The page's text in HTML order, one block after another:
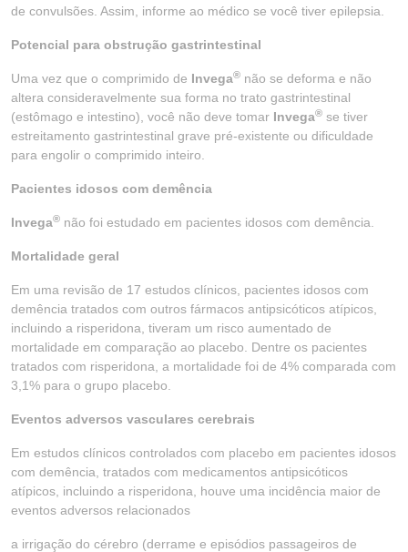
de convulsões. Assim, informe ao médico se você tiver epilepsia.
Potencial para obstrução gastrintestinal
Uma vez que o comprimido de Invega® não se deforma e não
altera consideravelmente sua forma no trato gastrintestinal
(estômago e intestino), você não deve tomar Invega® se tiver
estreitamento gastrintestinal grave pré-existente ou dificuldade
para engolir o comprimido inteiro.
Pacientes idosos com demência
Invega® não foi estudado em pacientes idosos com demência.
Mortalidade geral
Em uma revisão de 17 estudos clínicos, pacientes idosos com
demência tratados com outros fármacos antipsicóticos atípicos,
incluindo a risperidona, tiveram um risco aumentado de
mortalidade em comparação ao placebo. Dentre os pacientes
tratados com risperidona, a mortalidade foi de 4% comparada com
3,1% para o grupo placebo.
Eventos adversos vasculares cerebrais
Em estudos clínicos controlados com placebo em pacientes idosos
com demência, tratados com medicamentos antipsicóticos
atípicos, incluindo a risperidona, houve uma incidência maior de
eventos adversos relacionados
a irrigação do cérebro (derrame e episódios passageiros de